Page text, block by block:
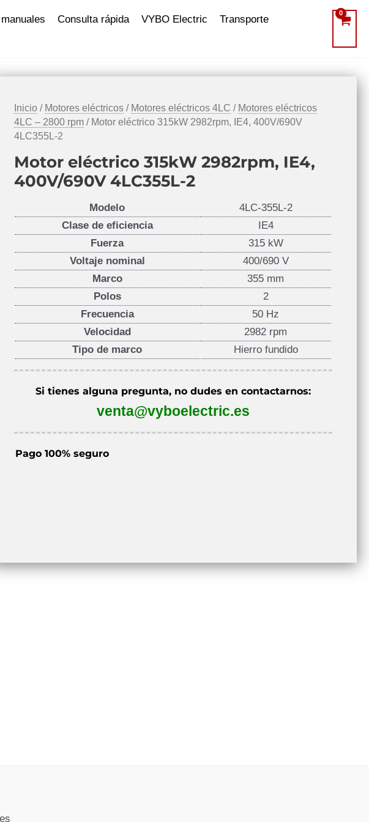
Consulta rápida VYBO Electric
Transporte
Inicio / Motores eléctricos / Motores eléctricos 4LC / Motores eléctricos
4LC – 2800 rpm / Motor eléctrico 315kW 2982rpm, IE4, 400V/690V
4LC355L-2
Motor eléctrico 315kW 2982rpm, IE4,
400V/690V 4LC355L-2
Modelo
4LC-355L-2
Clase de eficiencia
IE4
Fuerza
315 kW
Voltaje nominal
400/690 V
Marco
355 mm
Polos
2
Frecuencia
50 Hz
Velocidad
2982 rpm
Tipo de marco
Hierro fundido
Si tienes alguna pregunta, no dudes en contactarnos:
venta@vyboelectric.es
Pago 100% seguro